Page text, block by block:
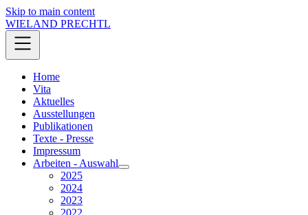
Skip to main content
WIELAND PRECHTL
Home
Vita
Aktuelles
Ausstellungen
Publikationen
Texte - Presse
Impressum
Arbeiten - Auswahl
2025
2024
2023
2022